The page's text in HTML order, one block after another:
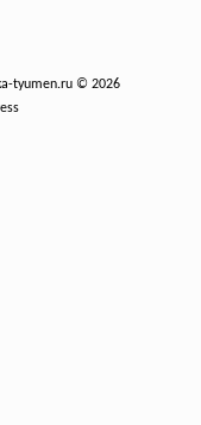
tyumen.ru © 2026